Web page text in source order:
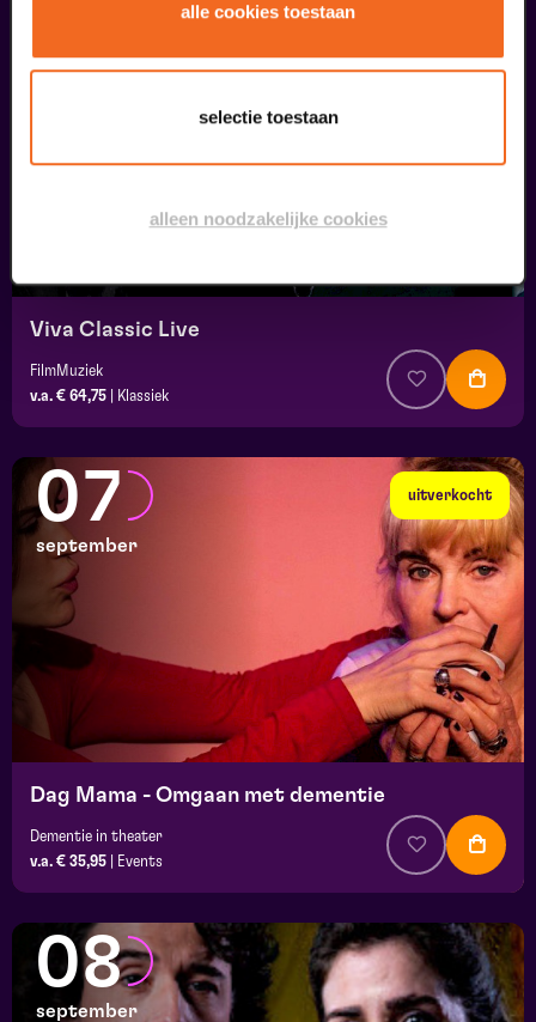
alle cookies toestaan
selectie toestaan
alleen noodzakelijke cookies
Viva Classic Live
FilmMuziek
v.a. € 64,75
Klassiek
uitverkocht
07
september
Dag Mama - Omgaan met dementie
Dementie in theater
v.a. € 35,95
Events
08
september